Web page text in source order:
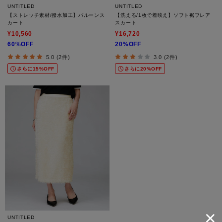
UNTITLED
【ストレッチ素材/撥水加工】バルーンス
カート
¥10,560
60%OFF
5.0 (2件)
さらに15%OFF
UNTITLED
【洗える/1枚で着映え】ソフト裾フレア
スカート
¥16,720
20%OFF
3.0 (2件)
さらに20%OFF
UNTITLED